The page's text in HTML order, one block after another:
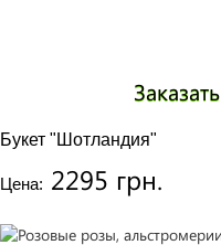
Букет "Шотландия"
Цена: 2295 грн.
Заказать